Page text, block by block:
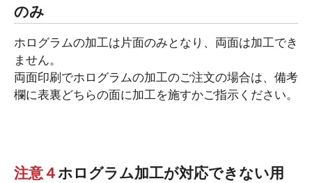
のみ
ホログラムの加工は片面のみとなり、両面は加工でき
ません。
両面印刷でホログラムの加工のご注文の場合は、備考
欄に表裏どちらの面に加工を施すかご指示ください。
注意４ホログラム加工が対応できない用